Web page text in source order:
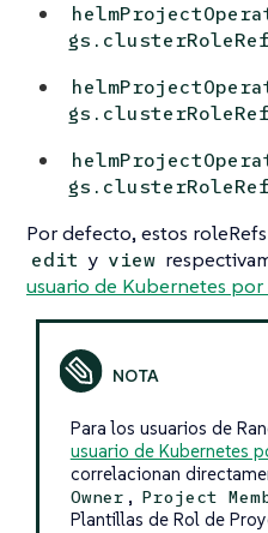
Por defecto, estos
edit y view
usuario de Kubernetes
Para los usuarios de
usuario de Kubernetes
correlacionan
Owner , Project
Plantillas de Rol de